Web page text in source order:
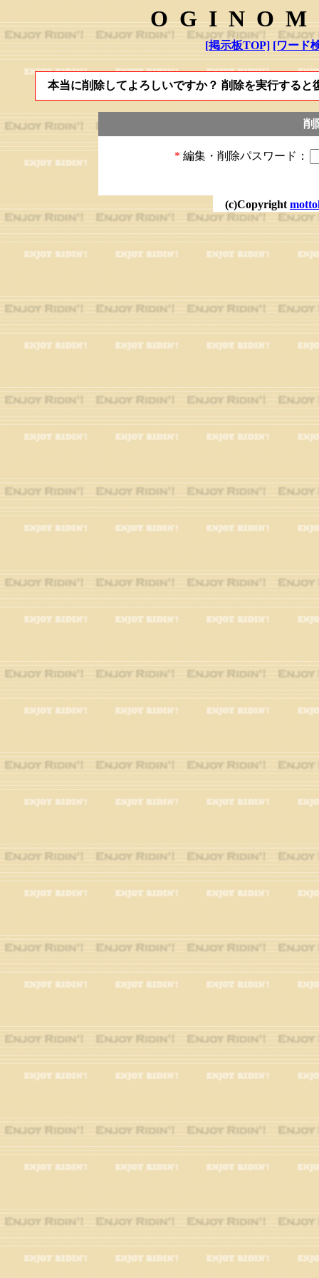
[掲示板TOP] [ワード
本当に削除してよろしいですか？ 削除を実行する
削
* 編集・削除パスワード：
(c)Copyright